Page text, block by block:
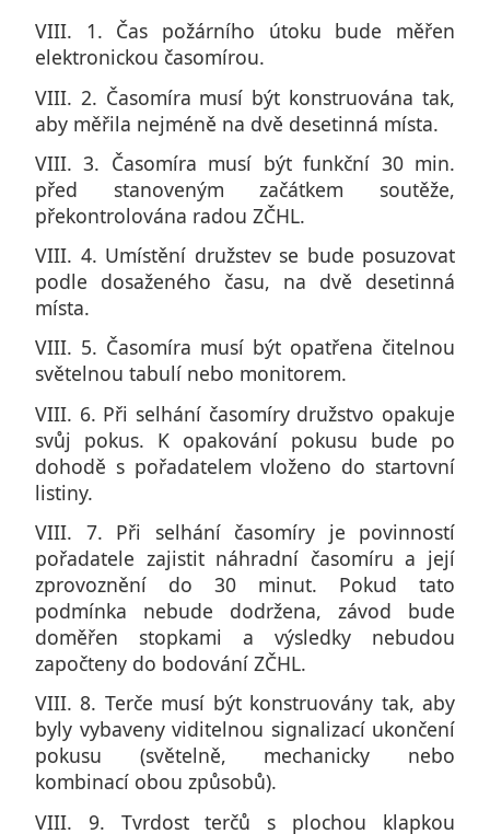
VIII. 1. Čas požárního útoku bude měřen
elektronickou časomírou.
VIII. 2. Časomíra musí být konstruována tak,
aby měřila nejméně na dvě desetinná místa.
VIII. 3. Časomíra musí být funkční 30 min.
před stanoveným začátkem soutěže,
překontrolována radou ZČHL.
VIII. 4. Umístění družstev se bude posuzovat
podle dosaženého času, na dvě desetinná
místa.
VIII. 5. Časomíra musí být opatřena čitelnou
světelnou tabulí nebo monitorem.
VIII. 6. Při selhání časomíry družstvo opakuje
svůj pokus. K opakování pokusu bude po
dohodě s pořadatelem vloženo do startovní
listiny.
VIII. 7. Při selhání časomíry je povinností
pořadatele zajistit náhradní časomíru a její
zprovoznění do 30 minut. Pokud tato
podmínka nebude dodržena, závod bude
doměřen stopkami a výsledky nebudou
započteny do bodování ZČHL.
VIII. 8. Terče musí být konstruovány tak, aby
byly vybaveny viditelnou signalizací ukončení
pokusu (světelně, mechanicky nebo
kombinací obou způsobů).
VIII. 9. Tvrdost terčů s plochou klapkou